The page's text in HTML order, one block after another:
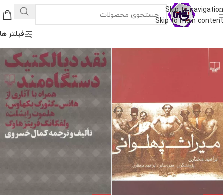
Skip to navigation
Skip to main content
فیلتر ها